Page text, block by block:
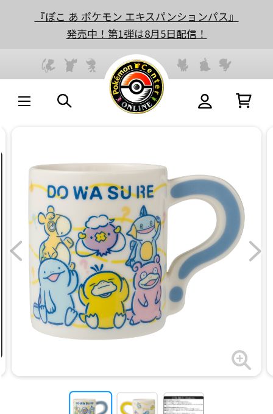
『ぽこ あ ポケモン エキスパンションパス』
発売中！第1弾は8月5日配信！